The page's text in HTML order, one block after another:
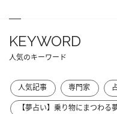
KEYWORD
人気のキーワード
人気記事 専門家
【夢占い】乗り物にまつわる